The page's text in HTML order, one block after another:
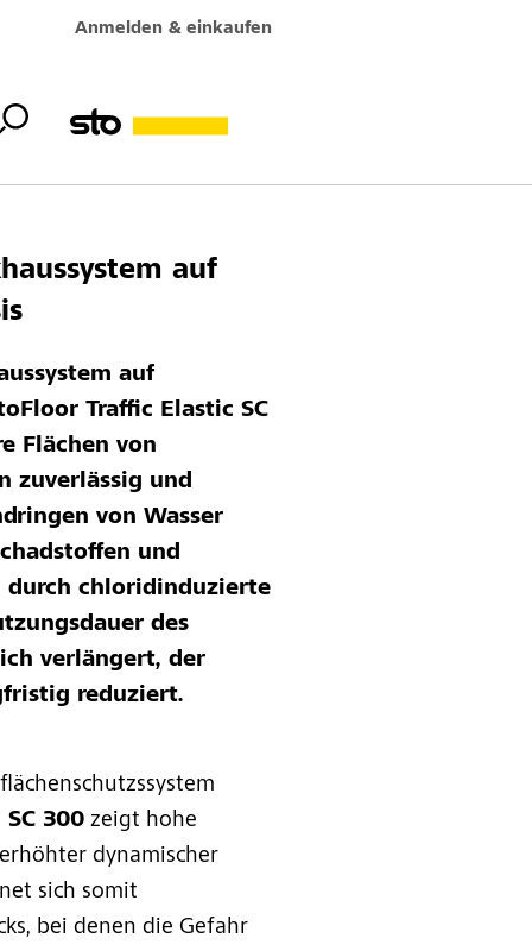
Anmelden & einkaufen
auf
auf
Traffic Elastic SC
Flächen von
zuverlässig und
von Wasser
und
durch chloridinduzierte
des
verlängert, der
reduziert.
300 zeigt hohe
dynamischer
sich somit
bei denen die Gefahr